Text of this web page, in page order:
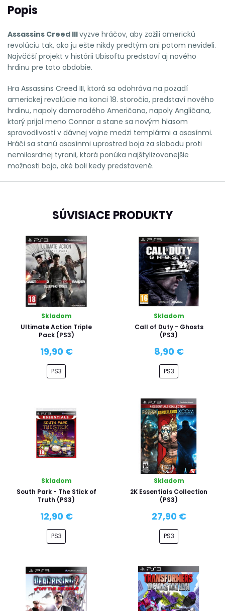
Popis
Assassins Creed IIIvyzve hráčov, aby zažili americkú
revolúciu tak, ako ju ešte nikdy predtým ani potom nevideli.
Najväčší projekt v histórii Ubisoftu predstaví aj nového
hrdinu pre toto obdobie.
Hra Assassins Creed III, ktorá sa odohráva na pozadí
americkej revolúcie na konci 18. storočia, predstaví nového
hrdinu, napoly domorodého Američana, napoly Angličana,
ktorý prijal meno Connor a stane sa novým hlasom
spravodlivosti v dávnej vojne medzi templármi a asasínmi.
Hráči sa stanú asasínmi uprostred boja za slobodu proti
nemilosrdnej tyranii, ktorá ponúka najštylizovanejšie
možnosti boja, aké boli kedy predstavené.
SÚVISIACE PRODUKTY
Skladom
Ultimate Action Triple
Pack (PS3)
19,90 €
PS3
Skladom
Call of Duty - Ghosts
(PS3)
8,90 €
PS3
Skladom
South Park - The Stick of
Truth (PS3)
12,90 €
PS3
Skladom
2K Essentials Collection
(PS3)
27,90 €
PS3